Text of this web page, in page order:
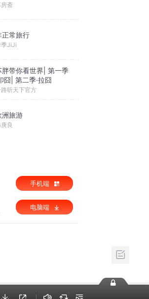
斋
正常旅行
季JiJi
胖带你看世界| 第一季
囧| 第二季·拉囧
听天下官方
洲旅游
良
手机端
电脑端